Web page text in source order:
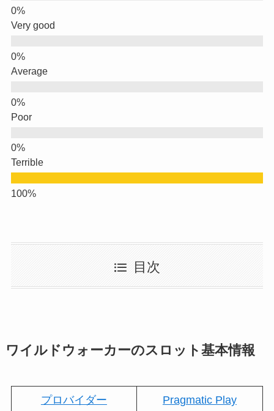
Very good
Average
Poor
Terrible
目次
ワイルドウォーカーのスロット基本情報
プロバイダー Pragmatic Play